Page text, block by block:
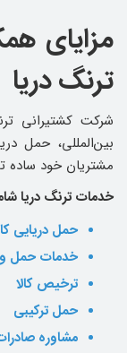
مزایای
ترنگ دریا
شرکت کشتیرانی
بین‌المللی، حمل
مشتریان خود ساده
خدمات ترنگ دریا
حمل دریایی
خدمات حمل و
ترخیص کالا
حمل ترکیبی
مشاوره